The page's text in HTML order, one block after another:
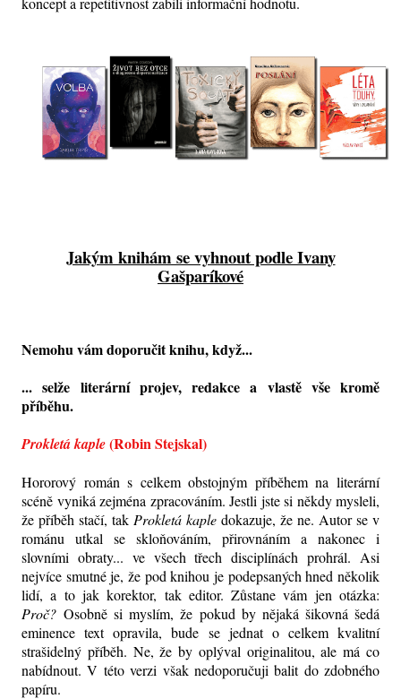
Jakým knihám se vyhnout podle Ivany
Gašparíkové
Nemohu vám doporučit knihu, když...
... selže literární projev, redakce a vlastě vše kromě
příběhu.
Prokletá kaple(Robin Stejskal)
Hororový román s celkem obstojným příběhem na literární
scéně vyniká zejména zpracováním. Jestli jste si někdy mysleli,
že příběh stačí, tak Prokletá kaple dokazuje, že ne. Autor se v
románu utkal se skloňováním, přirovnáním a nakonec i
slovními obraty... ve všech třech disciplínách prohrál. Asi
nejvíce smutné je, že pod knihou je podepsaných hned několik
lidí, a to jak korektor, tak editor. Zůstane vám jen otázka:
Proč? Osobně si myslím, že pokud by nějaká šikovná šedá
eminence text opravila, bude se jednat o celkem kvalitní
strašidelný příběh. Ne, že by oplýval originalitou, ale má co
nabídnout. V této verzi však nedoporučuji balit do zdobného
papíru.